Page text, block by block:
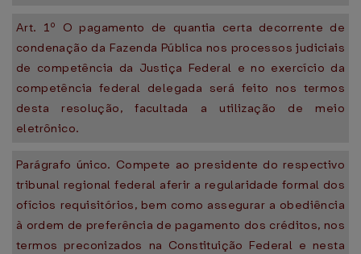
Art. 1º O pagamento de quantia certa decorrente de
condenação da Fazenda Pública nos processos judiciais
de competência da Justiça Federal e no exercício da
competência federal delegada será feito nos termos
desta resolução, facultada a utilização de meio
eletrônico.
Parágrafo único. Compete ao presidente do respectivo
tribunal regional federal aferir a regularidade formal dos
ofícios requisitórios, bem como assegurar a obediência
à ordem de preferência de pagamento dos créditos, nos
termos preconizados na Constituição Federal e nesta